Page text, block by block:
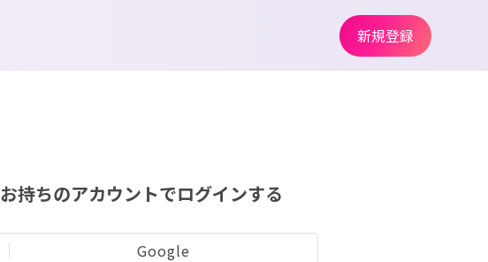
お持ちのアカウントでログインする
Google
新規登録